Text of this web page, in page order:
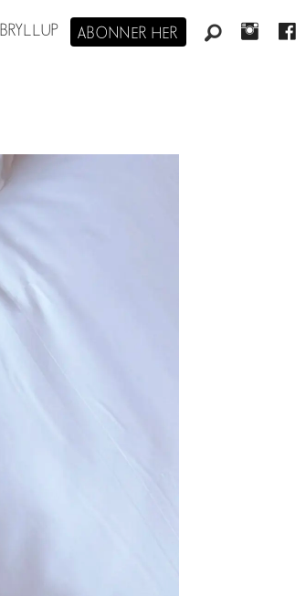
BRYLLUP ABONNER HER